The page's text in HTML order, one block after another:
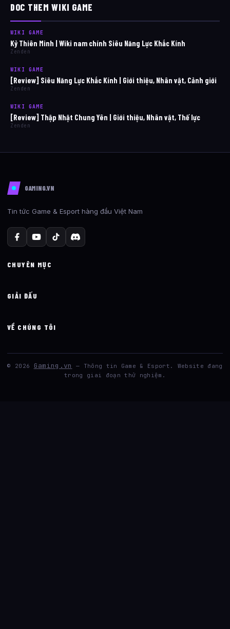
DOC THEM WIKI GAME
WIKI GAME
Kỷ Thiên Minh | Wiki nam chính Siêu Năng Lực Khắc Kính
Zenden
WIKI GAME
[Review] Siêu Năng Lực Khắc Kính | Giới thiệu, Nhân vật, Cảnh giới
Zenden
WIKI GAME
[Review] Thập Nhật Chung Yên | Giới thiệu, Nhân vật, Thế lực
Zenden
GAMING.VN
Tin tức Game & Esport hàng đầu Việt Nam
CHUYÊN MỤC
GIẢI ĐẤU
VỀ CHÚNG TÔI
© 2026 Gaming.vn
— Thông tin Game & Esport. Website đang
trong giai đoạn thử nghiệm.